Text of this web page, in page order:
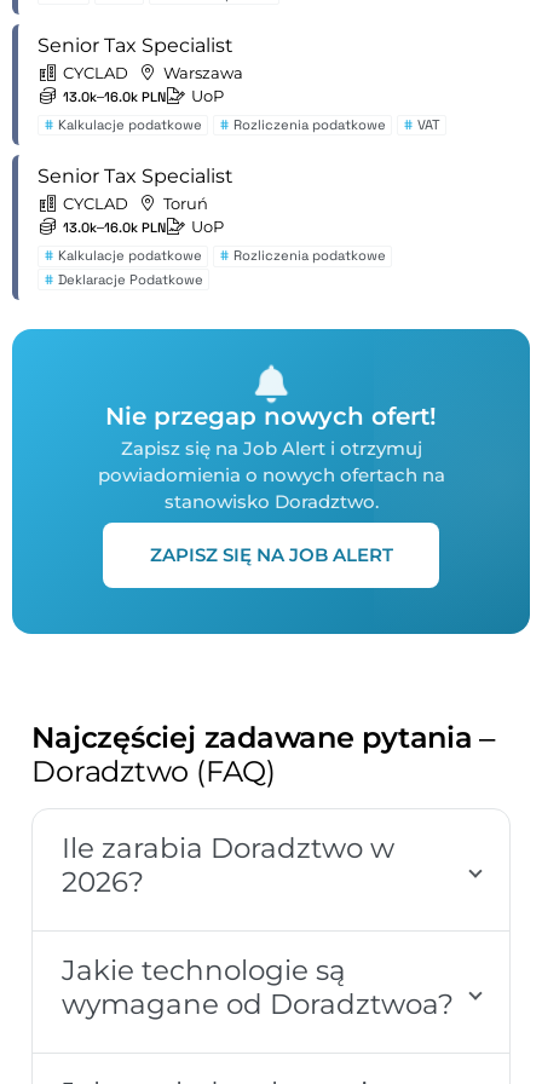
Senior Tax Specialist
CYCLAD Warszawa
13.0k–16.0k PLN UoP
# Kalkulacje podatkowe # Rozliczenia podatkowe # VAT
Senior Tax Specialist
CYCLAD Toruń
13.0k–16.0k PLN UoP
# Kalkulacje podatkowe # Rozliczenia podatkowe
# Deklaracje Podatkowe
Nie przegap nowych ofert!
Zapisz się na Job Alert i otrzymuj
powiadomienia o nowych ofertach na
stanowisko Doradztwo.
ZAPISZ SIĘ NA JOB ALERT
Najczęściej zadawane pytania –
Doradztwo (FAQ)
Ile zarabia Doradztwo w
2026?
Jakie technologie są
wymagane od Doradztwoa?